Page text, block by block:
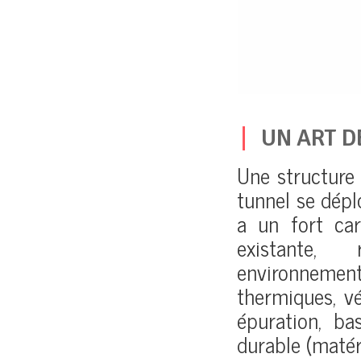
UN ART
Une
tunnel se
a un fort
existante,
thermiques,
épuration,
durable